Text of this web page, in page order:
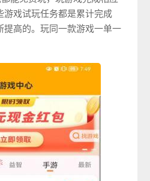
游戏试玩任务都是累计完成
提高的。玩同一款游戏一单一